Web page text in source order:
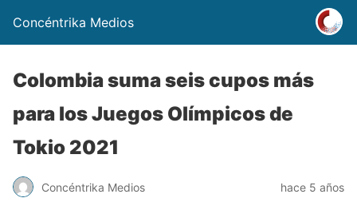
Concéntrika Medios
Colombia suma seis cupos más
para los Juegos Olímpicos de
Tokio 2021
Concéntrika Medios hace 5 años